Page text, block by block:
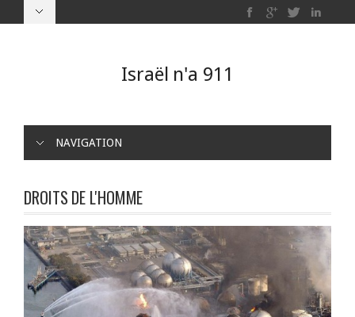
Israël n'a 911
NAVIGATION
DROITS DE L'HOMME